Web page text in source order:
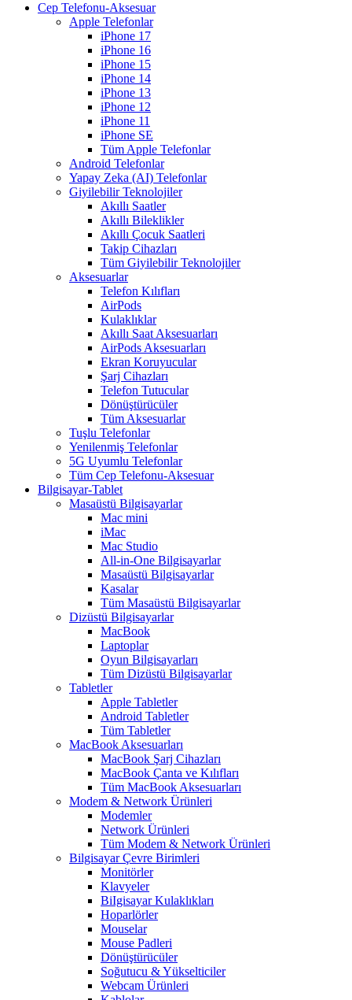
Cep Telefonu-Aksesuar
Apple Telefonlar
iPhone 17
iPhone 16
iPhone 15
iPhone 14
iPhone 13
iPhone 12
iPhone 11
iPhone SE
Tüm Apple Telefonlar
Android Telefonlar
Yapay Zeka (AI) Telefonlar
Giyilebilir Teknolojiler
Akıllı Saatler
Akıllı Bileklikler
Akıllı Çocuk Saatleri
Takip Cihazları
Tüm Giyilebilir Teknolojiler
Aksesuarlar
Telefon Kılıfları
AirPods
Kulaklıklar
Akıllı Saat Aksesuarları
AirPods Aksesuarları
Ekran Koruyucular
Şarj Cihazları
Telefon Tutucular
Dönüştürücüler
Tüm Aksesuarlar
Tuşlu Telefonlar
Yenilenmiş Telefonlar
5G Uyumlu Telefonlar
Tüm Cep Telefonu-Aksesuar
Bilgisayar-Tablet
Masaüstü Bilgisayarlar
Mac mini
iMac
Mac Studio
All-in-One Bilgisayarlar
Masaüstü Bilgisayarlar
Kasalar
Tüm Masaüstü Bilgisayarlar
Dizüstü Bilgisayarlar
MacBook
Laptoplar
Oyun Bilgisayarları
Tüm Dizüstü Bilgisayarlar
Tabletler
Apple Tabletler
Android Tabletler
Tüm Tabletler
MacBook Aksesuarları
MacBook Şarj Cihazları
MacBook Çanta ve Kılıfları
Tüm MacBook Aksesuarları
Modem & Network Ürünleri
Modemler
Network Ürünleri
Tüm Modem & Network Ürünleri
Bilgisayar Çevre Birimleri
Monitörler
Klavyeler
BiIgisayar Kulaklıkları
Hoparlörler
Mouselar
Mouse Padleri
Dönüştürücüler
Soğutucu & Yükselticiler
Webcam Ürünleri